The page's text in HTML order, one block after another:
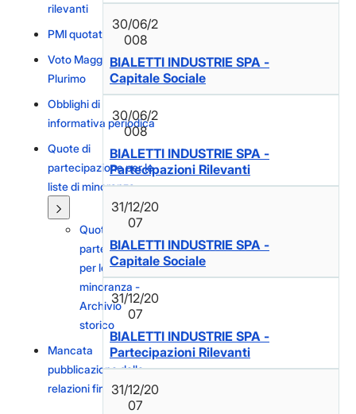
rilevanti
PMI quotate
Voto Maggiorato e
Plurimo
Obblighi di
informativa periodica
Quote di
partecipazione per le
liste di minoranza
Quote di
partecipazione
per le liste di
minoranza -
Archivio
storico
Mancata
pubblicazione delle
relazioni finanziarie
30/06/2
008
BIALETTI INDUSTRIE SPA -
Capitale Sociale
30/06/2
008
BIALETTI INDUSTRIE SPA -
Partecipazioni Rilevanti
31/12/20
07
BIALETTI INDUSTRIE SPA -
Capitale Sociale
31/12/20
07
BIALETTI INDUSTRIE SPA -
Partecipazioni Rilevanti
31/12/20
07